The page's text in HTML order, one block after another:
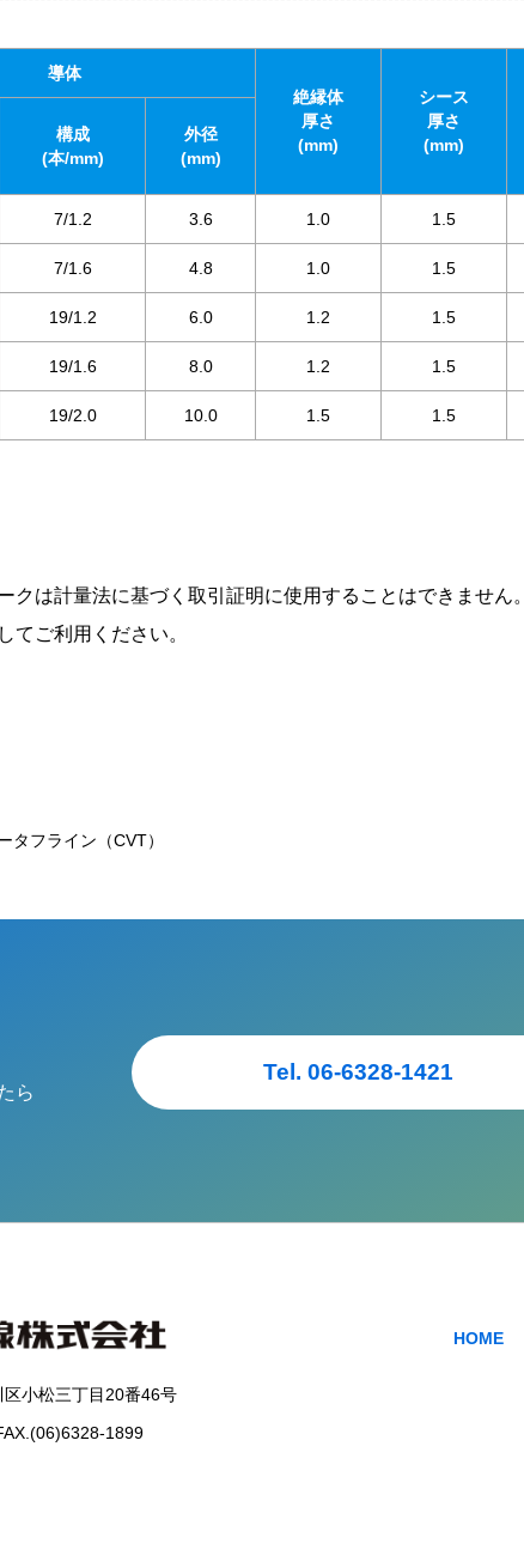
導体
絶縁体
厚さ
(mm)
シース
厚さ
(mm)
構成
(本/mm)
外径
(mm)
7/1.2 3.6 1.0 1.5
7/1.6 4.8 1.0 1.5
19/1.2 6.0 1.2 1.5
19/1.6 8.0 1.2 1.5
19/2.0 10.0 1.5 1.5
は計量法に基づく取引証明に使用することはできません。
てご利用ください。
タフライン（CVT）
ら
Tel. 06-6328-1421
小松三丁目20番46号
1899
HOME